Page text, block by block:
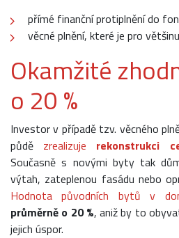
přímé finanční protiplnění do
věcné plnění, které je pro
Okamžité
o 20 %
Investor v případě tzv. věcného
půdě zrealizuje rekonstrukci
Současně s novými byty tak
výtah, zateplenou fasádu nebo
Hodnota původních bytů v
průměrně o 20 %, aniž by to
jejich úspor.